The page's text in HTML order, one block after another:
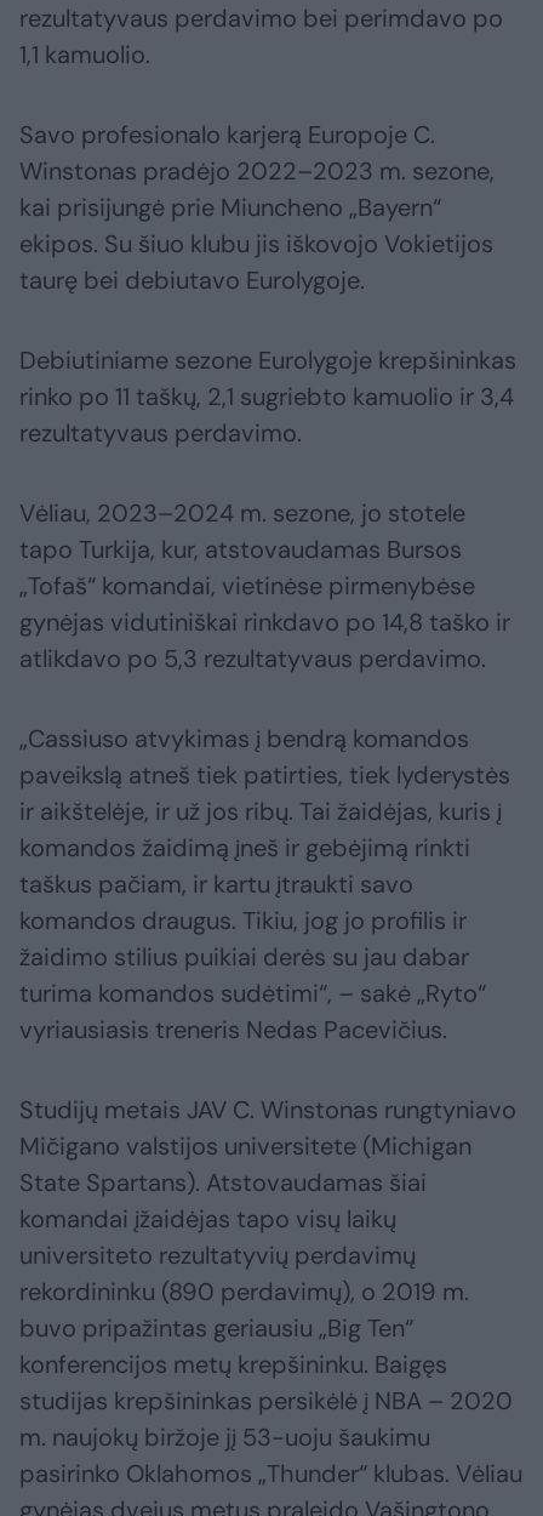
rezultatyvaus perdavimo bei perimdavo po
1,1 kamuolio.
Savo profesionalo karjerą Europoje C.
Winstonas pradėjo 2022–2023 m. sezone,
kai prisijungė prie Miuncheno „Bayern“
ekipos. Su šiuo klubu jis iškovojo Vokietijos
taurę bei debiutavo Eurolygoje.
Debiutiniame sezone Eurolygoje krepšininkas
rinko po 11 taškų, 2,1 sugriebto kamuolio ir 3,4
rezultatyvaus perdavimo.
Vėliau, 2023–2024 m. sezone, jo stotele
tapo Turkija, kur, atstovaudamas Bursos
„Tofaš“ komandai, vietinėse pirmenybėse
gynėjas vidutiniškai rinkdavo po 14,8 taško ir
atlikdavo po 5,3 rezultatyvaus perdavimo.
„Cassiuso atvykimas į bendrą komandos
paveikslą atneš tiek patirties, tiek lyderystės
ir aikštelėje, ir už jos ribų. Tai žaidėjas, kuris į
komandos žaidimą įneš ir gebėjimą rinkti
taškus pačiam, ir kartu įtraukti savo
komandos draugus. Tikiu, jog jo profilis ir
žaidimo stilius puikiai derės su jau dabar
turima komandos sudėtimi“, – sakė „Ryto“
vyriausiasis treneris Nedas Pacevičius.
Studijų metais JAV C. Winstonas rungtyniavo
Mičigano valstijos universitete (Michigan
State Spartans). Atstovaudamas šiai
komandai įžaidėjas tapo visų laikų
universiteto rezultatyvių perdavimų
rekordininku (890 perdavimų), o 2019 m.
buvo pripažintas geriausiu „Big Ten“
konferencijos metų krepšininku. Baigęs
studijas krepšininkas persikėlė į NBA – 2020
m. naujokų biržoje jį 53-uoju šaukimu
pasirinko Oklahomos „Thunder“ klubas. Vėliau